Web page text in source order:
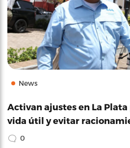
News
Activan ajustes en La
vida útil y evitar
0